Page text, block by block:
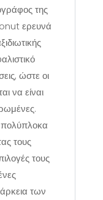
της
ερευνά
ώστε οι
να είναι
πολύπλοκα
τους
τους
των